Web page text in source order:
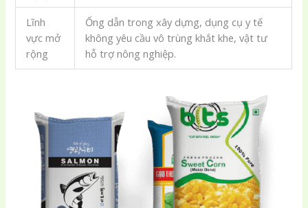
Lĩnh
vực mở
rộng
Ống dẫn trong xây dựng, dụng cụ y tế
không yêu cầu vô trùng khắt khe, vật tư
hỗ trợ nông nghiệp.